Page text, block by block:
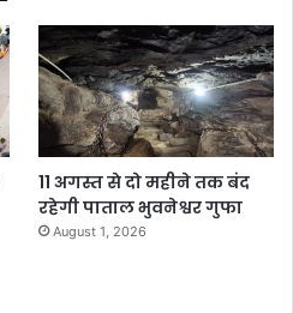
11 अगस्त से दो महीने तक बंद
रहेगी पाताल भुवनेश्वर गुफा
August 1, 2026